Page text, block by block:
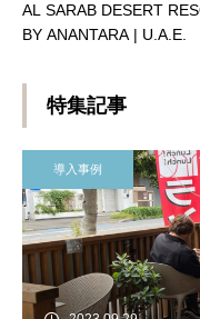
AL SARAB DESERT
BY ANANTARA | U.A.E.
特集記事
導入事例